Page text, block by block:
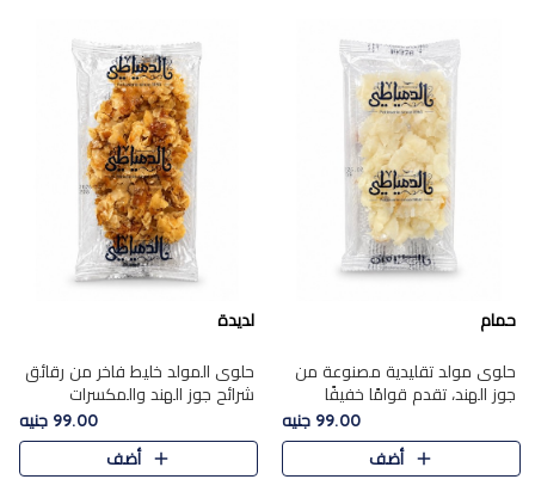
حمام
حلوى مولد تقليدية مصنوعة من
جوز الهند، تقدم قوامًا خفيفًا
ونكهة شرقية أصيلة تجسد روح
الـموسم الأعياد.
99.00 جنيه
أضف
لديدة
حلوى المولد خليط فاخر من رقائق
شرائح جوز الهند والمكسرات
المحمصة، متماسك بشراب حلاوة
الكراميل الخفيفة ليمنحك قرمشة
غنية ومذاقًا شرقيًا أصيلً..
99.00 جنيه
أضف